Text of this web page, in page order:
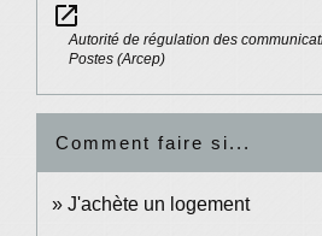
open_in_new
Autorité de régulation des
Postes (Arcep)
Comment faire si...
J'achète un logement